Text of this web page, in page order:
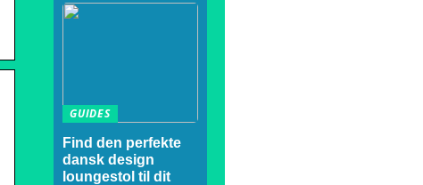
GUIDES
Find den perfekte
dansk design
loungestol til dit